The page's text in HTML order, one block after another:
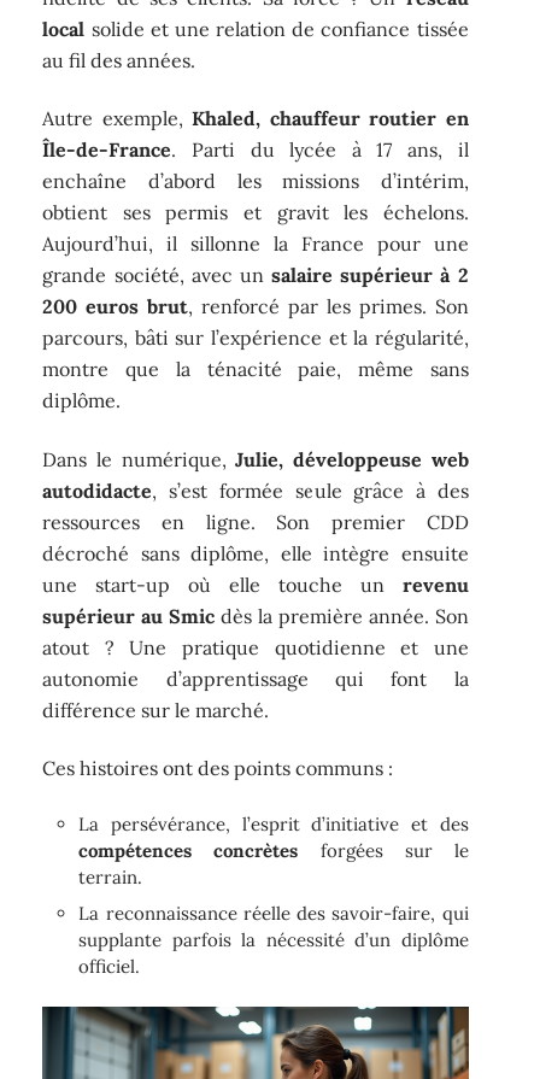
local solide et une relation de confiance tissée
au fil des années.
Autre exemple,Khaled, chauffeur routier en
Île-de-France. Parti du lycée à 17 ans, il
enchaîne d’abord les missions d’intérim,
obtient ses permis et gravit les échelons.
Aujourd’hui, il sillonne la France pour une
grande société, avec unsalaire supérieur à 2
200 euros brut, renforcé par les primes. Son
parcours, bâti sur l’expérience et la régularité,
montre que la ténacité paie, même sans
diplôme.
Dans le numérique,Julie, développeuse web
autodidacte, s’est formée seule grâce à des
ressources en ligne. Son premier CDD
décroché sans diplôme, elle intègre ensuite
une start-up où elle touche un revenu
supérieur au Smic dès la première année. Son
atout ? Une pratique quotidienne et une
autonomie d’apprentissage qui font la
différence sur le marché.
Ces histoires ont des points communs :
La persévérance, l’esprit d’initiative et des
compétences concrètes forgées sur le
terrain.
La reconnaissance réelle des savoir-faire, qui
supplante parfois la nécessité d’un diplôme
officiel.